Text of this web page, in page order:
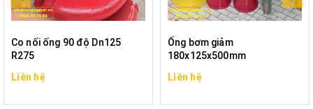
Co nối ống 90 độ Dn125
R275
Liên hệ
Ống bơm giảm
180x125x500mm
Liên hệ